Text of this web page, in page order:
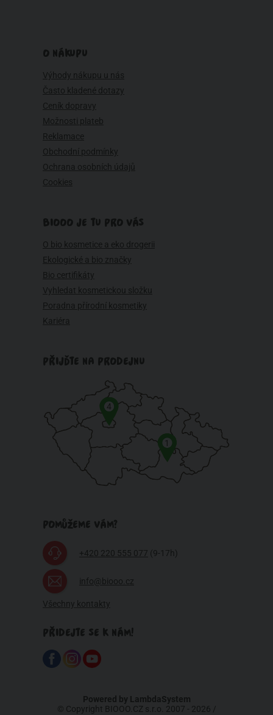
O NÁKUPU
Výhody nákupu u nás
Často kladené dotazy
Ceník dopravy
Možnosti plateb
Reklamace
Obchodní podmínky
Ochrana osobních údajů
Cookies
BIOOO JE TU PRO VÁS
O bio kosmetice a eko drogerii
Ekologické a bio značky
Bio certifikáty
Vyhledat kosmetickou složku
Poradna přírodní kosmetiky
Kariéra
PŘIJĎTE NA PRODEJNU
1
4
POMŮŽEME VÁM?
+420 220 555 077 (9-17h)
info@biooo.cz
Všechny kontakty
PŘIDEJTE SE K NÁM!
Powered by LambdaSystem
© Copyright BIOOO.CZ s.r.o. 2007 - 2026 /